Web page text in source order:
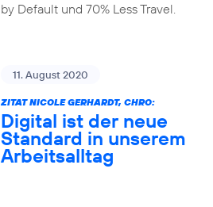
by Default und 70% Less Travel.
11. August 2020
ZITAT NICOLE GERHARDT, CHRO:
Digital ist der neue
Standard in unserem
Arbeitsalltag